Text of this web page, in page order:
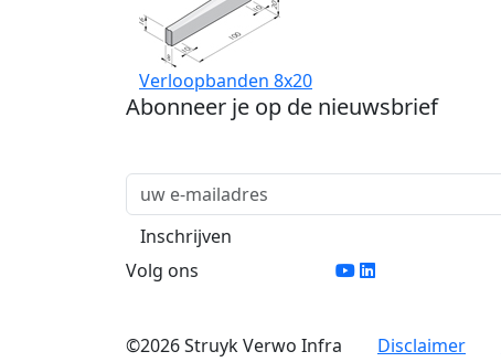
Verloopbanden 8x20
Abonneer je op de nieuwsbrief
Volg ons
©2026 Struyk Verwo Infra Disclaimer